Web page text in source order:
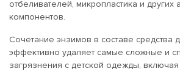
отбеливателей, микропластика и других
компонентов.
Сочетание энзимов в составе средства
эффективно удаляет самые сложные и
загрязнения с детской одежды,